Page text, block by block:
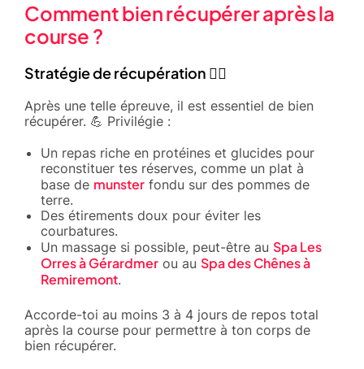
Comment bien récupérer après la
course ?
Stratégie de récupération 🧘‍♂️
Après une telle épreuve, il est essentiel de bien
récupérer. 💪 Privilégie :
Un repas riche en protéines et glucides pour
reconstituer tes réserves, comme un plat à
base de munster fondu sur des pommes de
terre.
Des étirements doux pour éviter les
courbatures.
Un massage si possible, peut-être au Spa Les
Orres à Gérardmer ou au Spa des Chênes à
Remiremont.
Accorde-toi au moins 3 à 4 jours de repos total
après la course pour permettre à ton corps de
bien récupérer.